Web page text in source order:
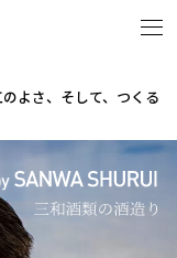
きたくなる道
フォトエッセイ
よさ、そして、つくる